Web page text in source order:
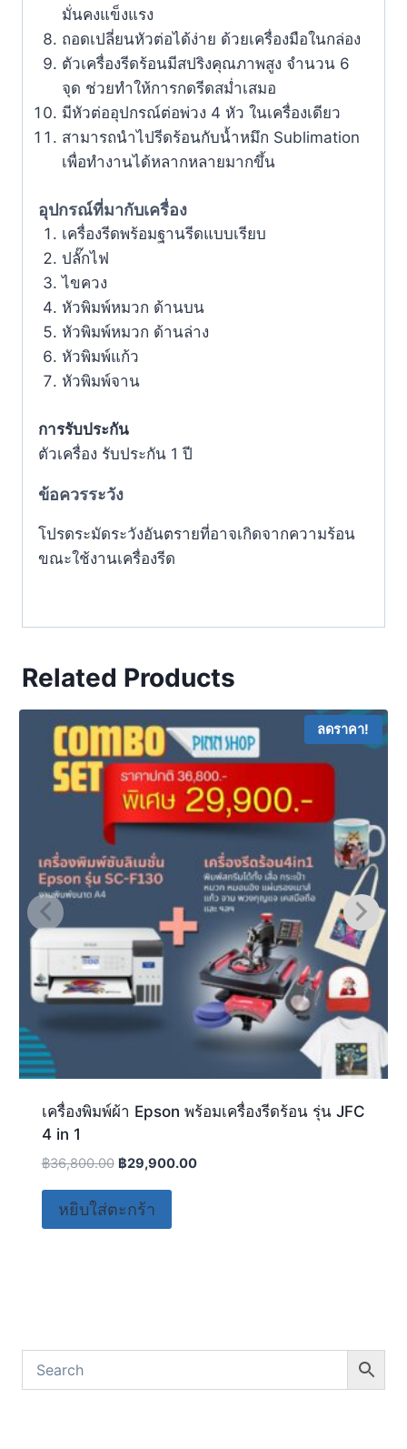
มั่นคงแข็งแรง
ถอดเปลี่ยนหัวต่อได้ง่าย ด้วยเครื่องมือในกล่อง
ตัวเครื่องรีดร้อนมีสปริงคุณภาพสูง จำนวน 6
จุด ช่วยทำให้การกดรีดสม่ำเสมอ
มีหัวต่ออุปกรณ์ต่อพ่วง 4 หัว ในเครื่องเดียว
สามารถนำไปรีดร้อนกับน้ำหมึก Sublimation
เพื่อทำงานได้หลากหลายมากขึ้น
อุปกรณ์ที่มากับเครื่อง
เครื่องรีดพร้อมฐานรีดแบบเรียบ
ปลั๊กไฟ
ไขควง
หัวพิมพ์หมวก ด้านบน
หัวพิมพ์หมวก ด้านล่าง
หัวพิมพ์แก้ว
หัวพิมพ์จาน
การรับประกัน
ตัวเครื่อง รับประกัน 1 ปี
ข้อควรระวัง
โปรดระมัดระวังอันตรายที่อาจเกิดจากความร้อน
ขณะใช้งานเครื่องรีด
Related Products
ลดราคา!
เครื่องพิมพ์ผ้า Epson พร้อมเครื่องรีดร้อน รุ่น JFC
4 in 1
฿36,800.00 ฿29,900.00
หยิบใส่ตะกร้า